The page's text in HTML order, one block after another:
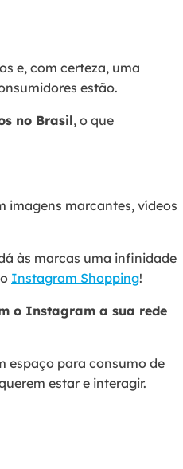
e, com certeza, uma
estão.
no Brasil, o que
imagens marcantes, vídeos
às marcas uma infinidade
Instagram Shopping!
o Instagram a sua rede
espaço para consumo de
estar e interagir.